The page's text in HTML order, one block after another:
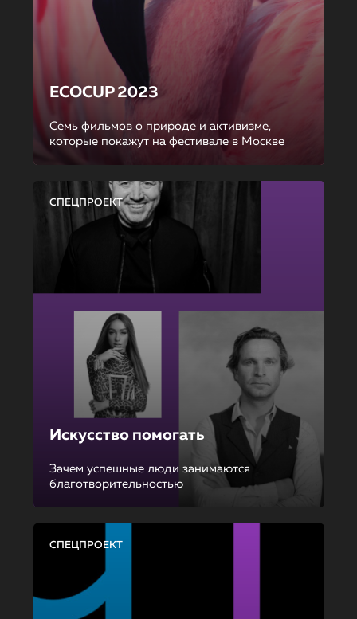
ECOCUP 2023
Семь фильмов о природе и активизме,
которые покажут на фестивале в Москве
СПЕЦПРОЕКТ
Искусство помогать
Зачем успешные люди занимаются
благотворительностью
СПЕЦПРОЕКТ